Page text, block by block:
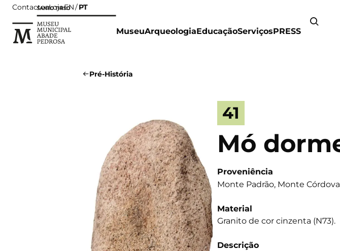
ContactosLojaEN PT
MuseuArqueologiaEducaçãoServiçosPRESS
Pré-História
41
Mó
Proveniência
Monte Padrão, Monte
Material
Granito de cor cinzenta (N73).
Descrição